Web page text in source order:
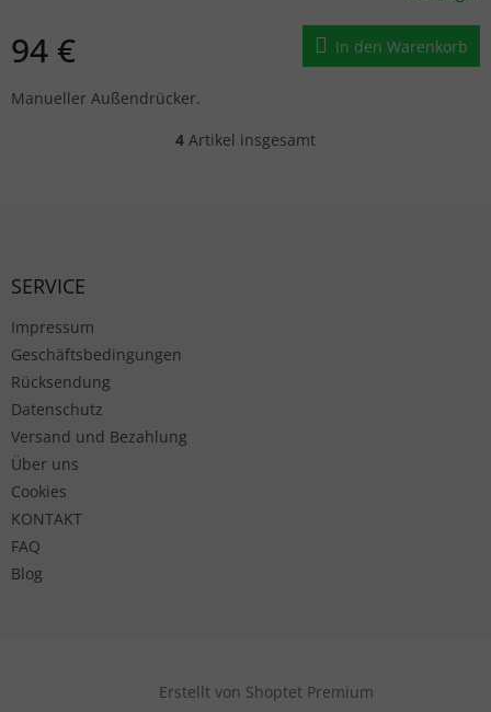
94 € In den Warenkorb
Manueller Außendrücker.
Steuerelemente der Liste
4 Artikel insgesamt
SERVICE
Impressum
Geschäftsbedingungen
Rücksendung
Datenschutz
Versand und Bezahlung
Über uns
Cookies
KONTAKT
FAQ
Blog
Erstellt von Shoptet Premium